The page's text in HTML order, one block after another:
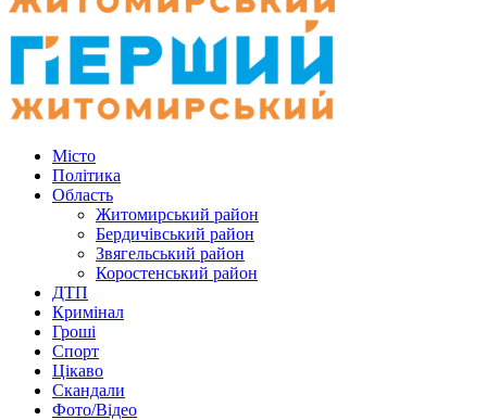
Місто
Політика
Область
Житомирський район
Бердичівський район
Звягельський район
Коростенський район
ДТП
Кримінал
Гроші
Спорт
Цікаво
Скандали
Фото/Відео